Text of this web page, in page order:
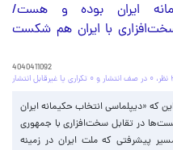
ایران بوده و هست/
با ایران هم شکست
4040411092
یا غیرقابل انتشار
که «دیپلماسی انتخاب حکیمانه ایران
در تقابل سخت‌افزاری با جمهوری
پیشرفتی که ملت ایران در زمینه